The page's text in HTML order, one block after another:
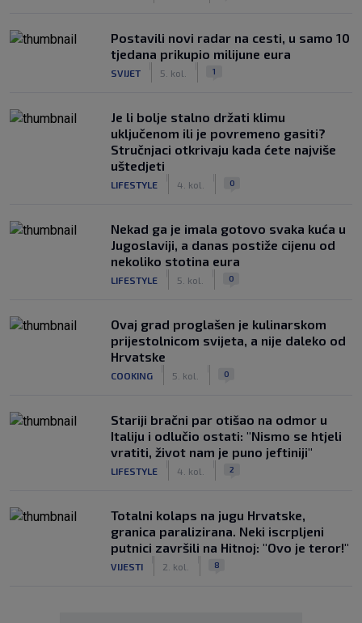
Postavili novi radar na cesti, u samo 10
tjedana prikupio milijune eura
SVIJET 5. kol. 1
Je li bolje stalno držati klimu
uključenom ili je povremeno gasiti?
Stručnjaci otkrivaju kada ćete najviše
uštedjeti
LIFESTYLE 4. kol. 0
Nekad ga je imala gotovo svaka kuća u
Jugoslaviji, a danas postiže cijenu od
nekoliko stotina eura
LIFESTYLE 5. kol. 0
Ovaj grad proglašen je kulinarskom
prijestolnicom svijeta, a nije daleko od
Hrvatske
COOKING 5. kol. 0
Stariji bračni par otišao na odmor u
Italiju i odlučio ostati: "Nismo se htjeli
vratiti, život nam je puno jeftiniji"
LIFESTYLE 4. kol. 2
Totalni kolaps na jugu Hrvatske,
granica paralizirana. Neki iscrpljeni
putnici završili na Hitnoj: "Ovo je teror!"
VIJESTI 2. kol. 8